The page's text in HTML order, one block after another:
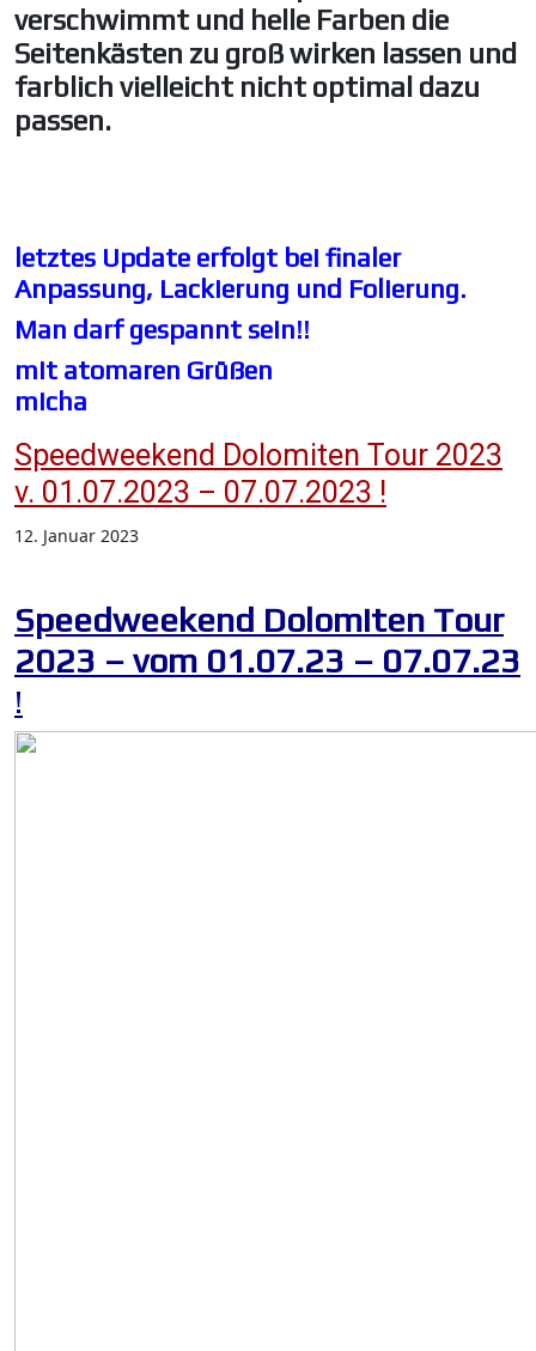
verschwimmt und helle Farben die
Seitenkästen zu groß wirken lassen und
farblich vielleicht nicht optimal dazu
passen.
letztes Update erfolgt bei finaler
Anpassung, Lackierung und Folierung.
Man darf gespannt sein!!
mit atomaren Grüßen
micha
Speedweekend Dolomiten Tour 2023
v. 01.07.2023 – 07.07.2023 !
12. Januar 2023
Speedweekend Dolomiten Tour
2023 – vom 01.07.23 – 07.07.23
!